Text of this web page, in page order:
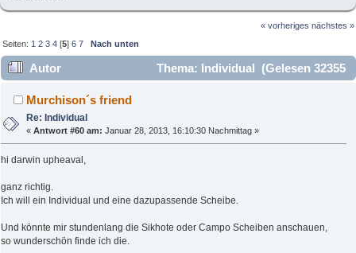
« vorheriges nächstes »
Seiten: 1 2 3 4 [5]6 7 Nach unten
Autor
Thema: Individual (Gelesen 32355
mal)
Murchison´s friend
Re: Individual
«Antwort #60 am: Januar 28, 2013, 16:10:30 Nachmittag »
hi darwin upheaval,
ganz richtig.
Ich will ein Individual und eine dazupassende Scheibe.
Und könnte mir stundenlang die Sikhote oder Campo Scheiben anschauen,
so wunderschön finde ich die.